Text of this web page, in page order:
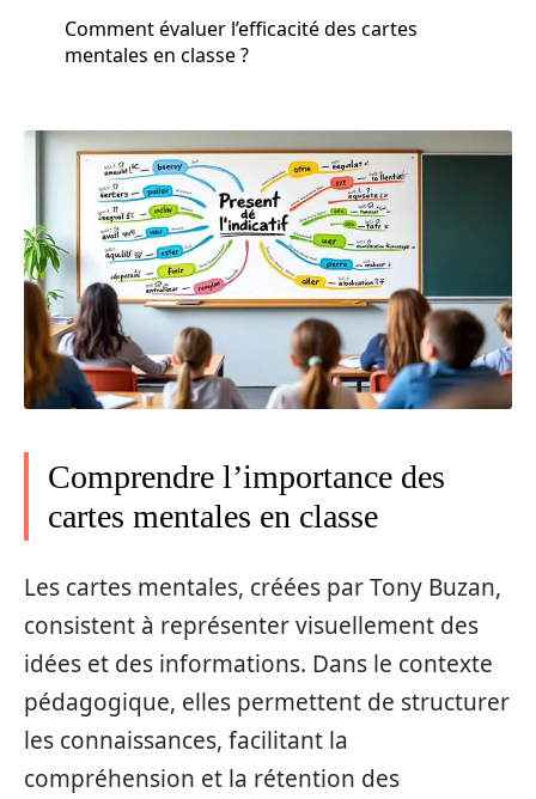
Comment évaluer l’efficacité des cartes
mentales en classe ?
Comprendre l’importance des
cartes mentales en classe
Les cartes mentales, créées par Tony Buzan,
consistent à représenter visuellement des
idées et des informations. Dans le contexte
pédagogique, elles permettent de structurer
les connaissances, facilitant la
compréhension et la rétention des